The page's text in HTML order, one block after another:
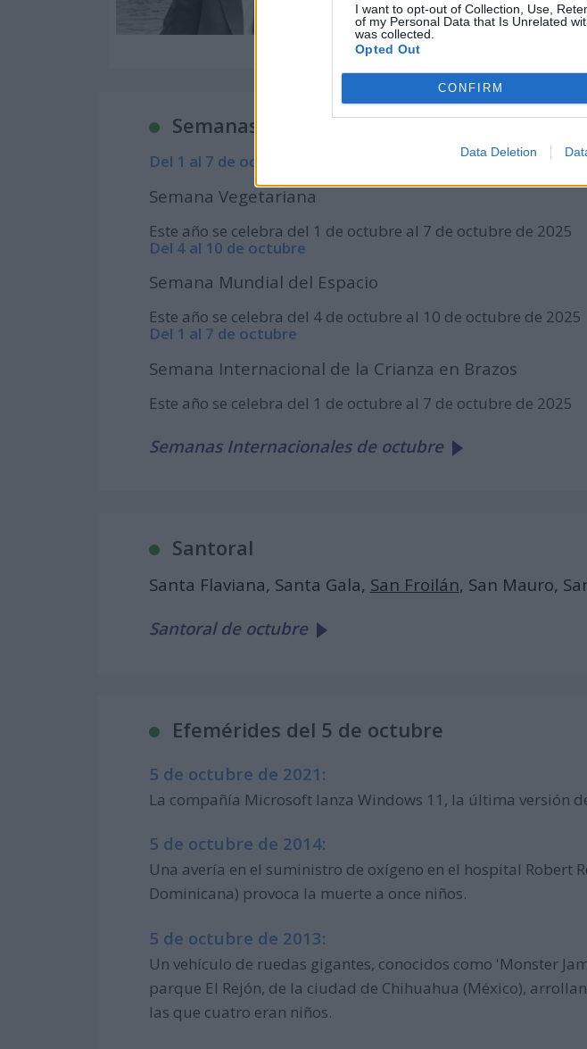
I want to opt-out of Collection, Use,
of my Personal Data that Is Unrelated
was collected.
Opted Out
CONFIRM
Data Deletion
Semanas Internacionales y Mundiales
Del 1 al 7 de octubre
Semana Vegetariana
Este año se celebra del 1 de octubre al 7 de octubre de 2025
Del 4 al 10 de octubre
Semana Mundial del Espacio
Este año se celebra del 4 de octubre al 10 de octubre de 2025
Del 1 al 7 de octubre
Semana Internacional de la Crianza en Brazos
Este año se celebra del 1 de octubre al 7 de octubre de 2025
Semanas Internacionales de octubre
Santoral
Santa Flaviana, Santa Gala, San Froilán, San Mauro,
Santoral de octubre
Efemérides del 5 de octubre
5 de octubre de 2021:
La compañía Microsoft lanza Windows 11, la última versión
5 de octubre de 2014:
Una avería en el suministro de oxígeno en el hospital Robert
Dominicana) provoca la muerte a once niños.
5 de octubre de 2013:
Un vehículo de ruedas gigantes, conocidos como 'Monster
parque El Rejón, de la ciudad de Chihuahua (México),
las que cuatro eran niños.